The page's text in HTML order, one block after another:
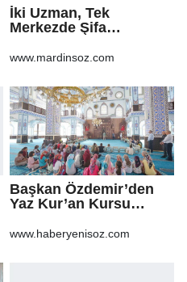
İki Uzman, Tek
Merkezde Şifa
www.mardinsoz.com
Başkan Özdemir’den
Yaz Kur’an Kursu
www.haberyenisoz.com